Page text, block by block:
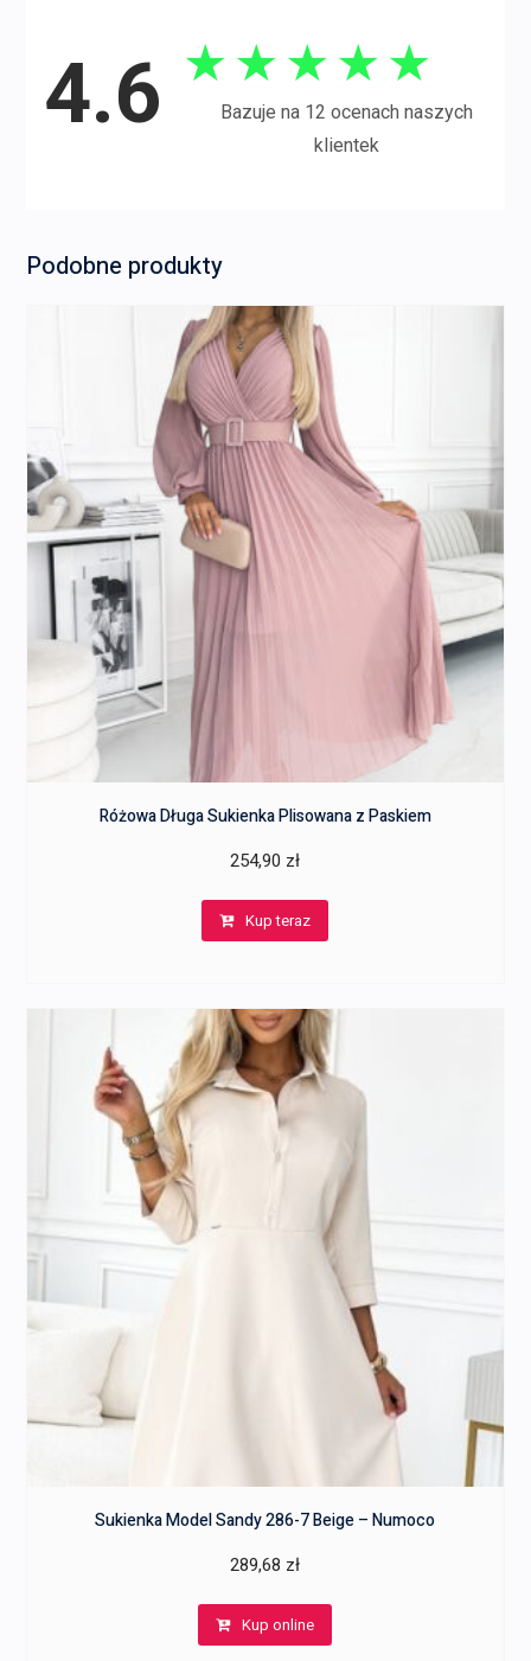
4.6 ★ ★ ★ ★ ★
Bazuje na 12 ocenach naszych
klientek
Podobne produkty
Różowa Długa Sukienka Plisowana z Paskiem
254,90 zł
Kup teraz
Sukienka Model Sandy 286-7 Beige – Numoco
289,68 zł
Kup online